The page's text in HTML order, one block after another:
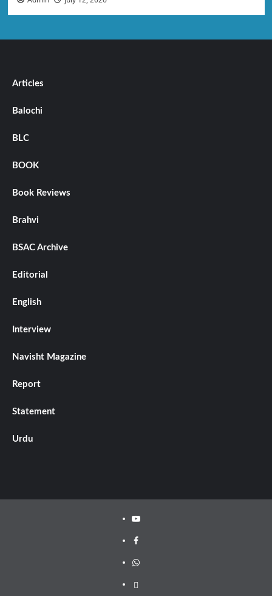
Articles
Balochi
BLC
BOOK
Book Reviews
Brahvi
BSAC Archive
Editorial
English
Interview
Navisht Magazine
Report
Statement
Urdu